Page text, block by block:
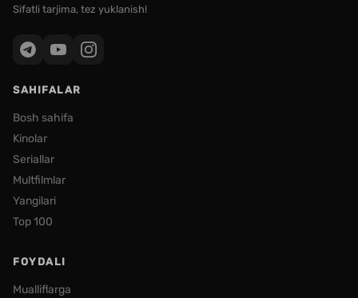
Sifatli tarjima, tez yuklanish!
SAHIFALAR
Bosh sahifa
Kinolar
Seriallar
Multfilmlar
Yangilari
Top 100
FOYDALI
Mualliflarga